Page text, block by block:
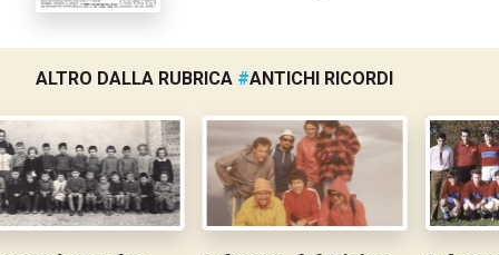
ALTRO DALLA RUBRICA #ANTICHI RICORDI